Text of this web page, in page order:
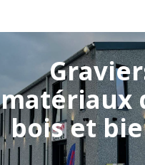
matériaux
bois et